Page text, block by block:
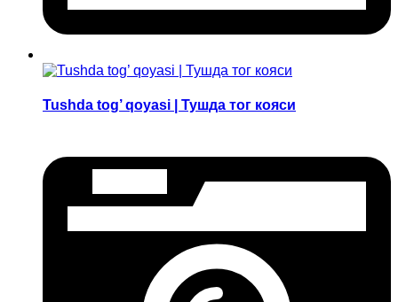
Tushda tog’ qoyasi | Тушда тог кояси